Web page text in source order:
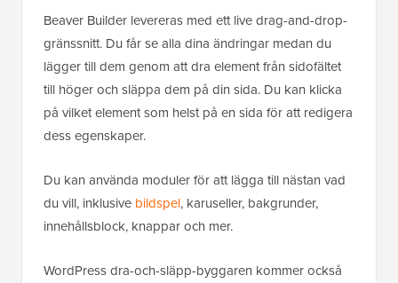
Beaver Builder levereras med ett live drag-and-drop-
gränssnitt. Du får se alla dina ändringar medan du
lägger till dem genom att dra element från sidofältet
till höger och släppa dem på din sida. Du kan klicka
på vilket element som helst på en sida för att redigera
dess egenskaper.
Du kan använda moduler för att lägga till nästan vad
du vill, inklusive bildspel, karuseller, bakgrunder,
innehållsblock, knappar och mer.
WordPress dra-och-släpp-byggaren kommer också